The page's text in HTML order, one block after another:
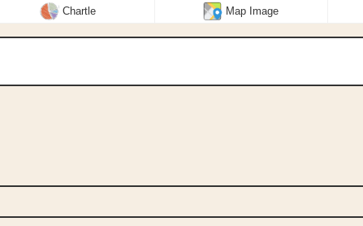
Chartle Map Image